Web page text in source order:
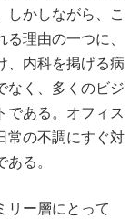
しかしながら、こ
理由の一つに、
、内科を掲げる病
なく、多くのビジ
である。オフィス
常の不調にすぐ対
る。
リー層にとって